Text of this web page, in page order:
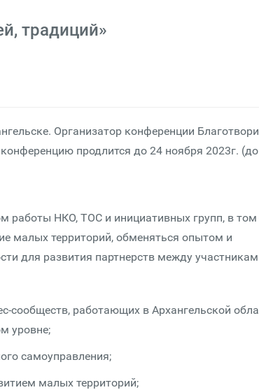
традиций»
Организатор конференции
продлится до 24 ноября 2023г.
работы НКО, ТОС и инициативных групп, в том
малых территорий, обменяться опытом и
для развития партнерств между
сообществ, работающих в Архангельской
уровне;
самоуправления;
малых территорий;